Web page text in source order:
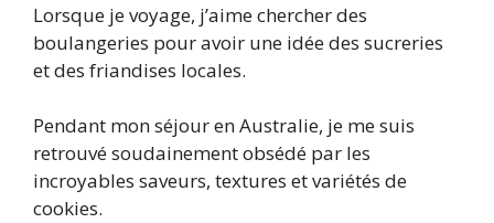
Lorsque je voyage, j’aime chercher des
boulangeries pour avoir une idée des sucreries
et des friandises locales.
Pendant mon séjour en Australie, je me suis
retrouvé soudainement obsédé par les
incroyables saveurs, textures et variétés de
cookies.